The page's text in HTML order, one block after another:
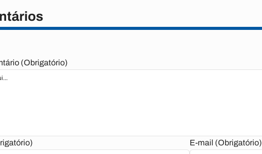
(Obrigatório)
E-mail (Obrigatório)